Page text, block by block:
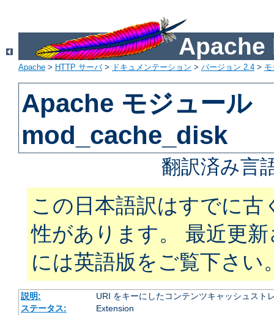
Apache
Apache > HTTP サーバ> ドキュメンテーション > バージョン 2.4 >
Apache モジュール
mod_cache_disk
翻訳済み言
この日本語訳はすでに古
性があります。 最近更
には英語版をご覧下さい
説明:
URI をキーにしたコンテンツキャッシュスト
ステータス:
Extension